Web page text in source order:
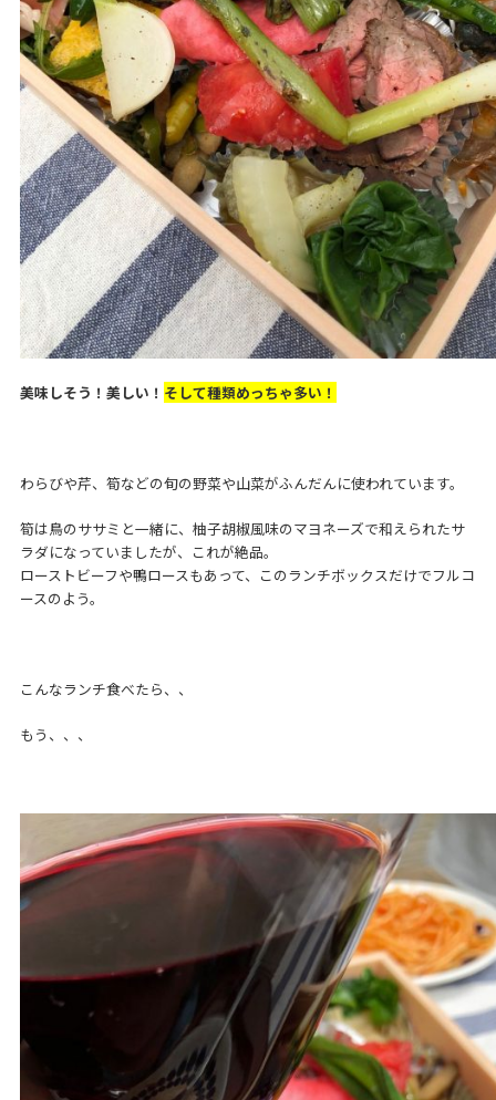
美味しそう！美しい！ そして種類めっちゃ多い！
わらびや芹、筍などの旬の野菜や山菜がふんだんに使われています。
筍は鳥のササミと一緒に、柚子胡椒風味のマヨネーズで和えられたサ
ラダになっていましたが、これが絶品。
ローストビーフや鴨ロースもあって、このランチボックスだけでフルコ
ースのよう。
こんなランチ食べたら、、
もう、、、